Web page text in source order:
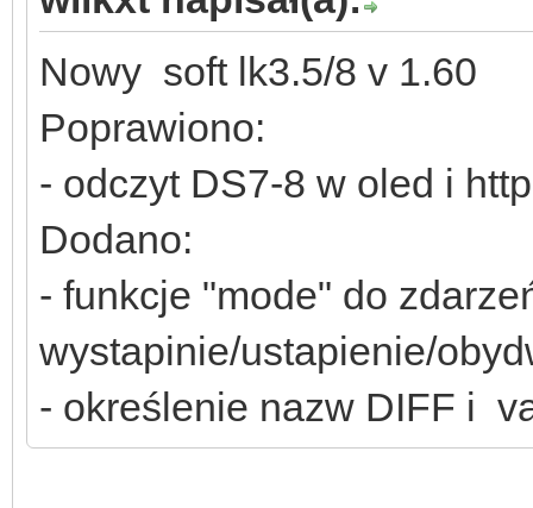
Nowy soft lk3.5/8 v 1.60
Poprawiono:
- odczyt DS7-8 w oled i
Dodano:
- funkcje "mode" do
wystapinie/ustapienie/
- określenie nazw DIFF i